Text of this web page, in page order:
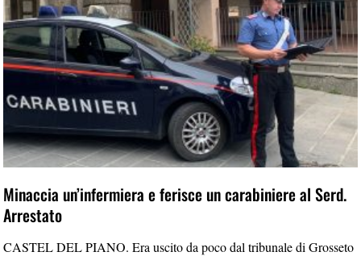
Minaccia un’infermiera e ferisce un carabiniere al Serd.
Arrestato
CASTEL DEL PIANO. Era uscito da poco dal tribunale di Grosseto